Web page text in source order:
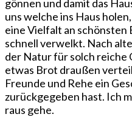
gönnen und damit das
uns welche ins Haus
eine Vielfalt an schönsten
schnell verwelkt. Nach
der Natur für solch reiche
etwas Brot draußen
Freunde und Rehe ein
zurückgegeben hast. Ich
raus gehe.